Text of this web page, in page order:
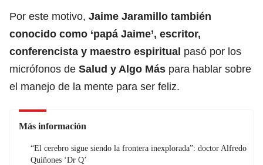
Por este motivo, Jaime Jaramillo también
conocido como ‘papá Jaime’, escritor,
conferencista y maestro espiritual pasó por los
micrófonos de Salud y Algo Más para hablar sobre
el manejo de la mente para ser feliz.
Más información
“El cerebro sigue siendo la frontera inexplorada”: doctor Alfredo
Quiñones ‘Dr Q’